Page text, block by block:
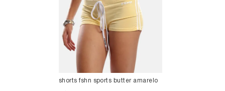
shorts fshn sports butter amarelo